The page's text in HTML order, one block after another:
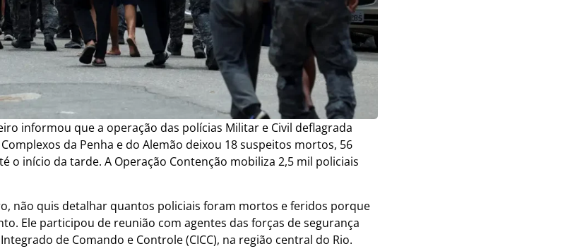
informou que a operação das polícias Militar e Civil deflagrada
da Penha e do Alemão deixou 18 suspeitos mortos, 56
o início da tarde. A Operação Contenção mobiliza 2,5 mil policiais
não quis detalhar quantos policiais foram mortos e feridos porque
Ele participou de reunião com agentes das forças de segurança
de Comando e Controle (CICC), na região central do Rio.